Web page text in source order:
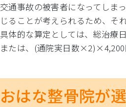
交通事故の被害者になってしま
じることが考えられるため、そ
具体的な算定としては、総治療
または、(通院実日数×2)×4,200
おはな整骨院が